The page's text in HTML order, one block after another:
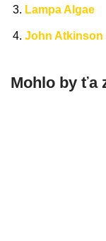
Lampa Algae
John Atkinson
Mohlo by ťa